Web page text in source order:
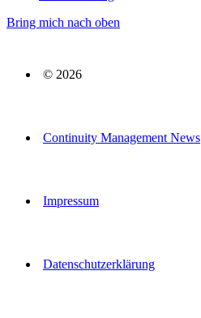
Bring mich nach oben
© 2026
Continuity Management News
Impressum
Datenschutzerklärung